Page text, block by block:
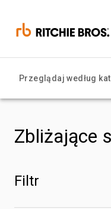
Przeglądaj według
Zbliżające
Filtr